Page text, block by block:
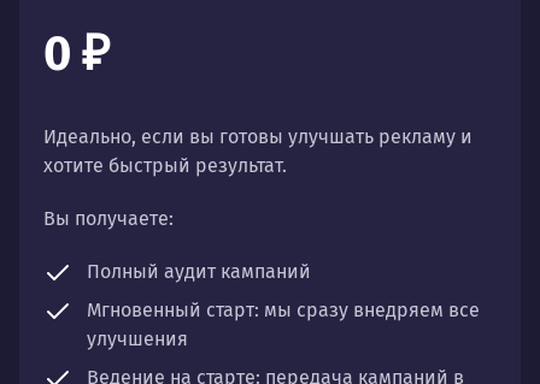
0 ₽
Идеально, если вы готовы улучшать рекламу и
хотите быстрый результат.
Вы получаете:
Полный аудит кампаний
Мгновенный старт: мы сразу внедряем все
улучшения
Ведение на старте: передача кампаний в